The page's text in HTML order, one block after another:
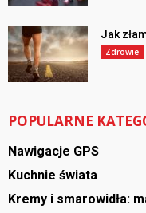
Jak
Zdrowie
POPULARNE
Nawigacje GPS
Kuchnie świata
Kremy i smarowidła: